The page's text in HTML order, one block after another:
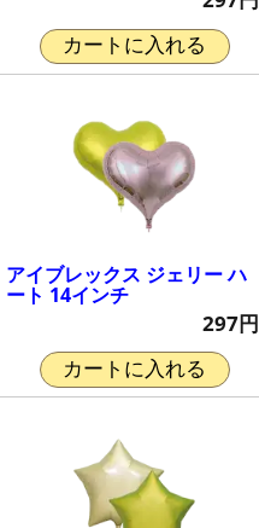
カートに入れる
アイブレックス ジェリー ハ
ート 14インチ
297円
カートに入れる